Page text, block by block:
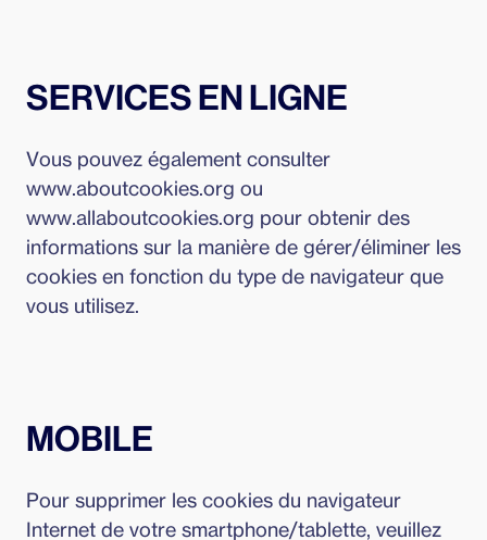
SERVICES EN LIGNE
Vous pouvez également consulter
www.aboutcookies.org ou
www.allaboutcookies.org pour obtenir des
informations sur la manière de gérer/éliminer les
cookies en fonction du type de navigateur que
vous utilisez.
MOBILE
Pour supprimer les cookies du navigateur
Internet de votre smartphone/tablette, veuillez